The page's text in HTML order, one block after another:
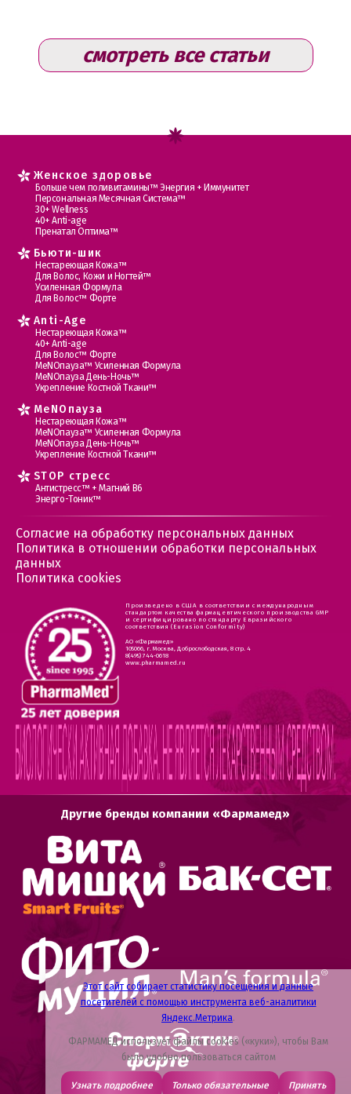
смотреть все статьи
Этот сайт собирает статистику посещения и данные
посетителей с помощью инструмента веб-аналитики
Яндекс.Метрика.
ФАРМАМЕД использует файлы cookies («куки»), чтобы Вам
было удобно пользоваться сайтом
Узнать подробнее Только обязательные Принять
Женское здоровье
Больше чем поливитамины™ Энергия + Иммунитет
Персональная Месячная Система™
30+ Wellness
40+ Anti-age
Пренатал Оптима™
Бьюти-шик
Нестареющая Кожа™
Для Волос, Кожи и Ногтей™
Усиленная Формула
Для Волос™ Форте
Anti-Age
Нестареющая Кожа™
40+ Anti-age
Для Волос™ Форте
МеNOпауза™ Усиленная Формула
МеNOпауза День-Ночь™
Укрепление Костной Ткани™
MеNOпауза
Нестареющая Кожа™
МеNOпауза™ Усиленная Формула
МеNOпауза День-Ночь™
Укрепление Костной Ткани™
STOP стресс
Антистресс™ + Магний В6
Энерго-Тоник™
Согласие на обработку персональных данных
Политика в отношении обработки персональных
данных
Политика cookies
Произведено в США в соответствии с международным
стандартом качества фармацевтического производства GMP
и сертифицировано по стандарту Евразийского
соответствия (Eurasion Conformity)
АО «Фармамед»
105066, г. Москва, Доброслободская, 8 стр. 4
8(495) 744-0618
www.pharmamed.ru
Другие бренды компании «Фармамед»